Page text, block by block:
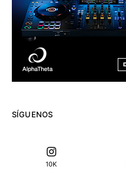
SÍGUENOS
10K